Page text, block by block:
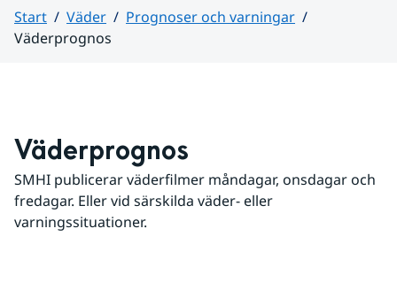
Start Väder
Prognoser och varningar
Väderprognos
Väderprognos
SMHI publicerar väderfilmer måndagar, onsdagar och
fredagar. Eller vid särskilda väder- eller
varningssituationer.